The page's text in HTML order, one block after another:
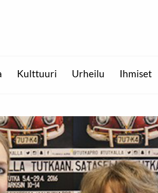
Kulttuuri Urheilu Ihmiset